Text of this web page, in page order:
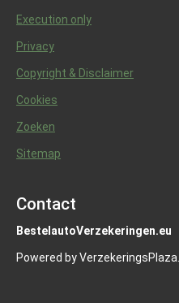
Execution only
Privacy
Copyright & Disclaimer
Cookies
Zoeken
Sitemap
Contact
BestelautoVerzekeringen.eu
Powered by